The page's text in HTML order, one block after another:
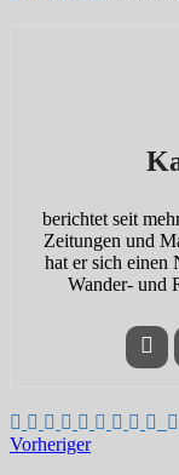
berichtet seit
Zeitungen und
hat er sich einen
Wander- und
Vorheriger